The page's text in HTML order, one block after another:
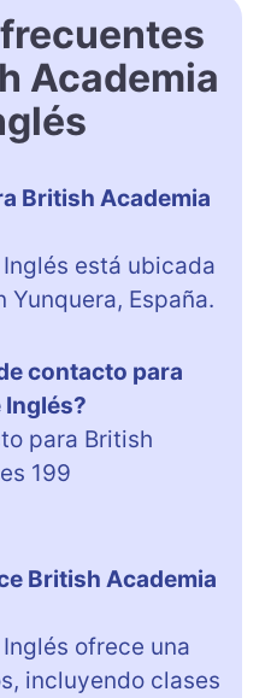
Academia
British Academia
está ubicada
Yunquera, España.
contacto para
para British
199
British Academia
ofrece una
incluyendo clases